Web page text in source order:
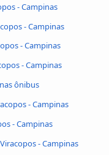
- Campinas
- Campinas
- Campinas
- Campinas
ônibus
- Campinas
- Campinas
- Campinas